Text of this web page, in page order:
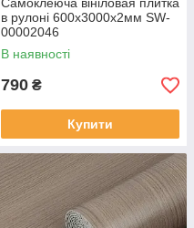
в рулоні 600х3000х2мм SW-
00002046
В наявності
790 ₴
Купити